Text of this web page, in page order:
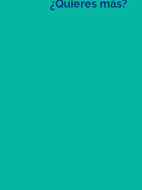
¿Quieres más?